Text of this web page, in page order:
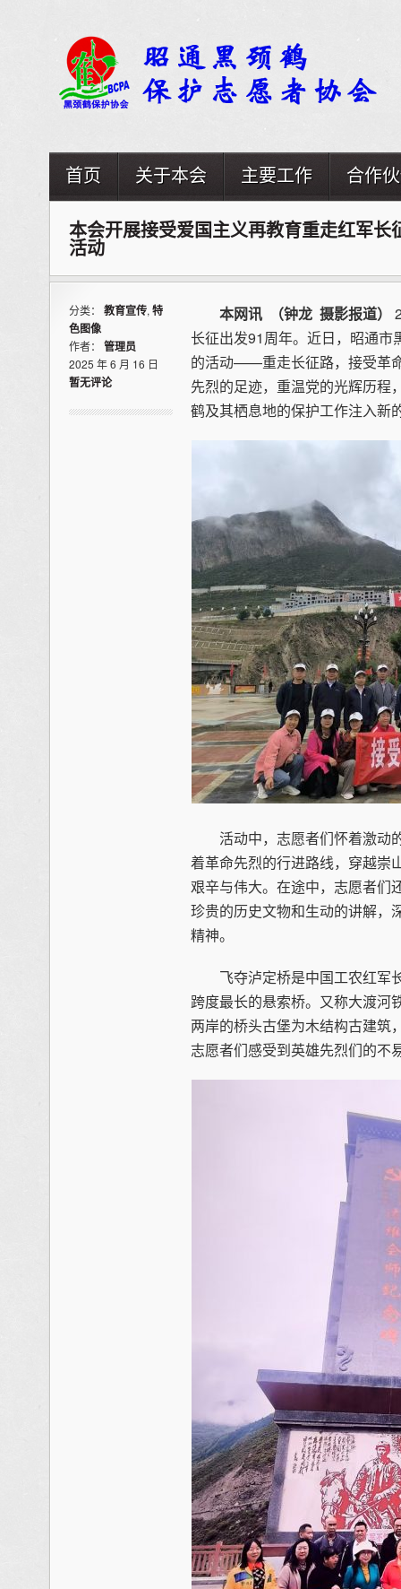
首页 关于本会 主要工作 合作
本会开展接受爱国主义再教育重走红军
活动
分类： 教育宣传, 特
色图像
作者： 管理员
2025 年 6 月 16 日
暂无评论
本网讯 （钟龙 摄影报道）
长征出发91周年。近日，昭通
的活动——重走长征路，接受革
先烈的足迹，重温党的光辉历程
鹤及其栖息地的保护工作注入新
活动中，志愿者们怀着激动
着革命先烈的行进路线，穿越崇
艰辛与伟大。在途中，志愿者们
珍贵的历史文物和生动的讲解，
精神。
飞夺泸定桥是中国工农红军
跨度最长的悬索桥。又称大渡河
两岸的桥头古堡为木结构古建筑
志愿者们感受到英雄先烈们的不